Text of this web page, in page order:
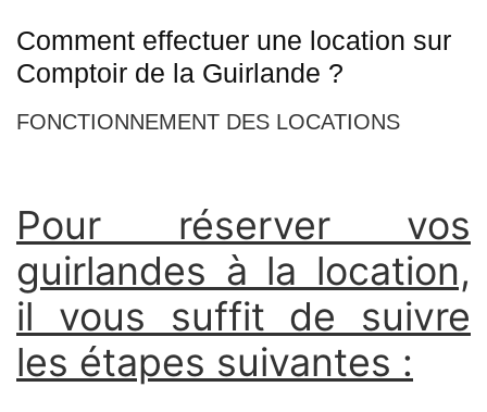
Comment effectuer une location sur
Comptoir de la Guirlande ?
FONCTIONNEMENT DES LOCATIONS
Pour réserver vos
guirlandes à la location,
il vous suffit de suivre
les étapes suivantes :